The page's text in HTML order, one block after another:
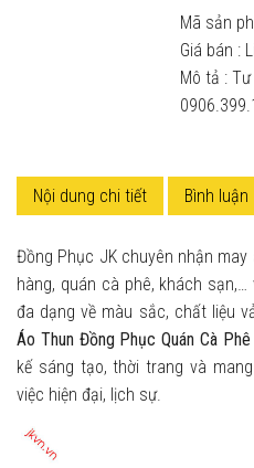
Mã sản
Giá bán :
Mô tả :
Nội dung chi tiết Bình luận
Đồng Phục JK chuyên nhận
hàng, quán cà phê, khách
đa dạng về màu sắc, chất liệu
Áo Thun Đồng Phục Quán Cà
kế sáng tạo, thời trang và
việc hiện đại, lịch sự.